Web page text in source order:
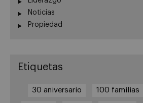
Noticias
Propiedad
Etiquetas
30 aniversario 100 familias